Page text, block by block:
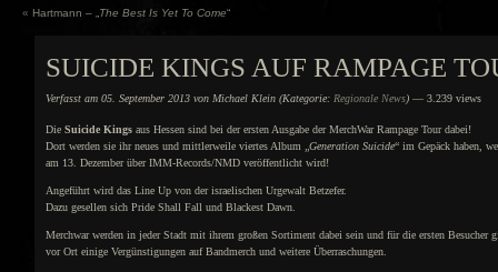
« Hartmann – „ The Best Is Yet To Come“
SUICIDE KINGS AUF RAMPAGE
Verfasst am 05. September 2013 von Michael Klein (Kategorie: Regionale News) — 3.239 views
Die Suicide Kings aus Hessen sind bei der ersten Ausgabe der MerchWar Rampage Tour dabei!
Dort werden sie ihr neues und mittlerweile viertes Album „ Generation Suicide“ im Gepäck haben,
am 13. Dezember über IMM-Records/NMD veröffentlicht wird!
Angeführt wird das Line Up von der israelischen Urgewalt Betzefer.
Dazu gesellen sich Pride Shall Fall und Blackest Dawn.
Merchwar werden in jeder Stadt mit ihrem großen Sortiment dabei sein und für die ersten Besucher
vor Ort einige Vergünstigungen auf Bandmerch und weitere Überraschungen.